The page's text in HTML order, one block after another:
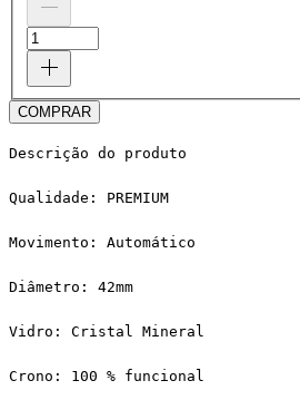
COMPRAR
Descrição do produto
Qualidade: PREMIUM
Movimento: Automático
Diâmetro: 42mm
Vidro: Cristal Mineral
Crono: 100 % funcional